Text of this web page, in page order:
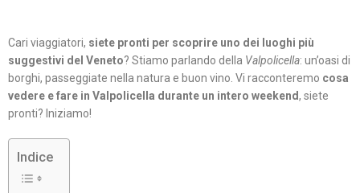
Cari viaggiatori, siete pronti per scoprire uno dei luoghi più
suggestivi del Veneto? Stiamo parlando della Valpolicella: un’oasi di
borghi, passeggiate nella natura e buon vino. Vi racconteremo cosa
vedere e fare in Valpolicella durante un intero weekend, siete
pronti? Iniziamo!
Indice